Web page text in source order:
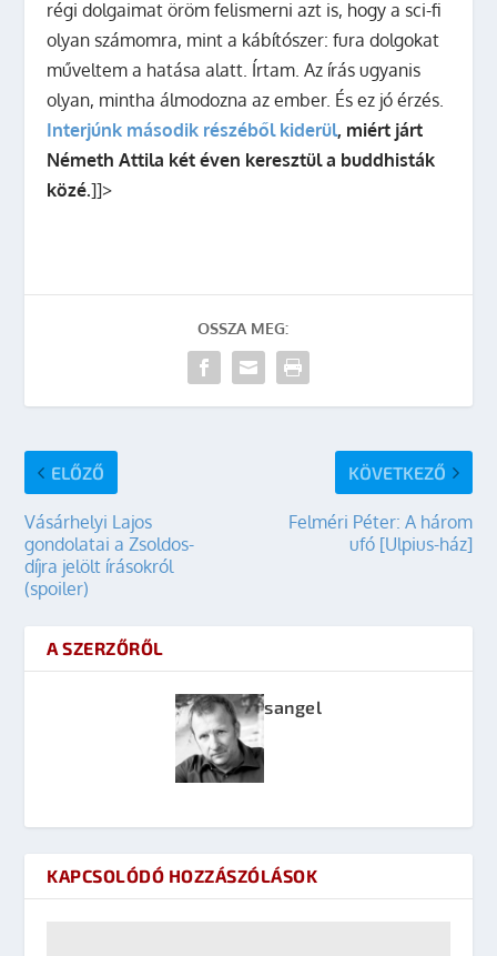
régi dolgaimat öröm felismerni azt is, hogy a sci-fi
olyan számomra, mint a kábítószer: fura dolgokat
műveltem a hatása alatt. Írtam. Az írás ugyanis
olyan, mintha álmodozna az ember. És ez jó érzés.
Interjúnk második részéből kiderül, miért járt
Németh Attila két éven keresztül a buddhisták
közé.]]>
OSSZA MEG:
ELŐZŐ
Vásárhelyi Lajos
gondolatai a Zsoldos-
díjra jelölt írásokról
(spoiler)
KÖVETKEZŐ
Felméri Péter: A három
ufó [Ulpius-ház]
A SZERZŐRŐL
sangel
KAPCSOLÓDÓ HOZZÁSZÓLÁSOK